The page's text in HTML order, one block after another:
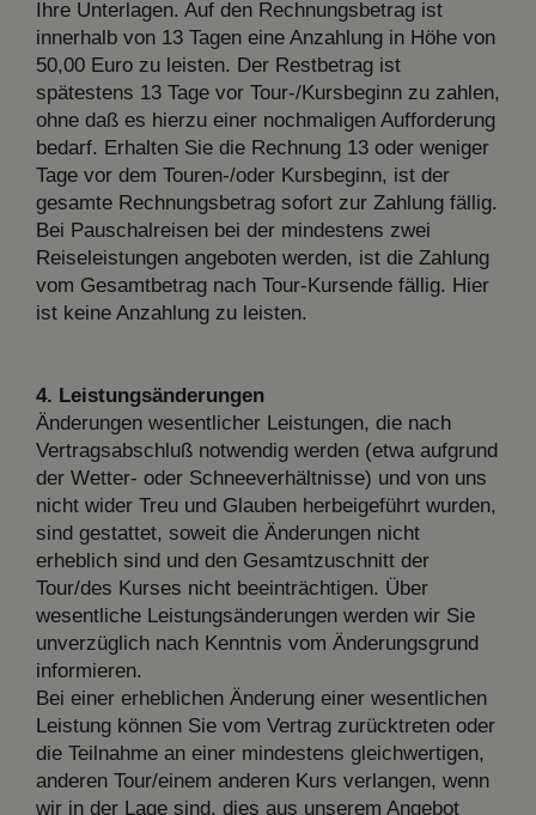
Ihre Unterlagen. Auf den Rechnungsbetrag ist
innerhalb von 13 Tagen eine Anzahlung in Höhe von
50,00 Euro zu leisten. Der Restbetrag ist
spätestens 13 Tage vor Tour-/Kursbeginn zu zahlen,
ohne daß es hierzu einer nochmaligen Aufforderung
bedarf. Erhalten Sie die Rechnung 13 oder weniger
Tage vor dem Touren-/oder Kursbeginn, ist der
gesamte Rechnungsbetrag sofort zur Zahlung fällig.
Bei Pauschalreisen bei der mindestens zwei
Reiseleistungen angeboten werden, ist die Zahlung
vom Gesamtbetrag nach Tour-Kursende fällig. Hier
ist keine Anzahlung zu leisten.
4. Leistungsänderungen
Änderungen wesentlicher Leistungen, die nach
Vertragsabschluß notwendig werden (etwa aufgrund
der Wetter- oder Schneeverhältnisse) und von uns
nicht wider Treu und Glauben herbeigeführt wurden,
sind gestattet, soweit die Änderungen nicht
erheblich sind und den Gesamtzuschnitt der
Tour/des Kurses nicht beeinträchtigen. Über
wesentliche Leistungsänderungen werden wir Sie
unverzüglich nach Kenntnis vom Änderungsgrund
informieren.
Bei einer erheblichen Änderung einer wesentlichen
Leistung können Sie vom Vertrag zurücktreten oder
die Teilnahme an einer mindestens gleichwertigen,
anderen Tour/einem anderen Kurs verlangen, wenn
wir in der Lage sind, dies aus unserem Angebot